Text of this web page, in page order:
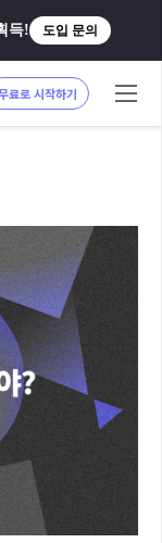
득! 도입 문의
료로 시작하기